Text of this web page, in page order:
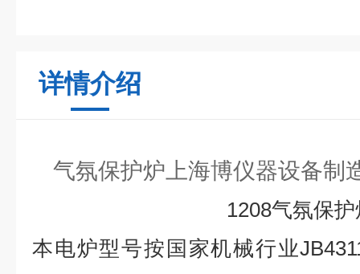
详情介绍
气氛保护炉上海博仪器设备制
1208气氛保护
本电炉型号按国家机械行业